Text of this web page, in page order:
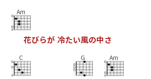
Am
花びらが 冷たい風の中さ
C G Am